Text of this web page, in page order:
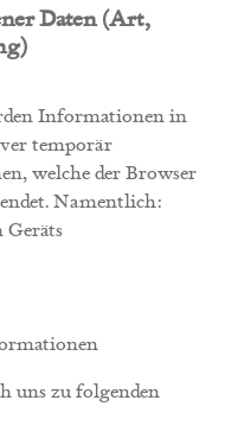
Daten (Art,
Informationen in
temporär
welche der Browser
Namentlich:
Geräts
uns zu folgenden